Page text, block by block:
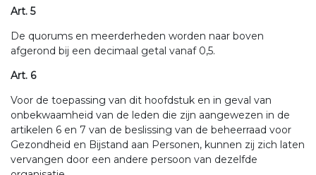
Art. 5
De quorums en meerderheden worden naar boven
afgerond bij een decimaal getal vanaf 0,5.
Art. 6
Voor de toepassing van dit hoofdstuk en in geval van
onbekwaamheid van de leden die zijn aangewezen in de
artikelen 6 en 7 van de beslissing van de beheerraad voor
Gezondheid en Bijstand aan Personen, kunnen zij zich laten
vervangen door een andere persoon van dezelfde